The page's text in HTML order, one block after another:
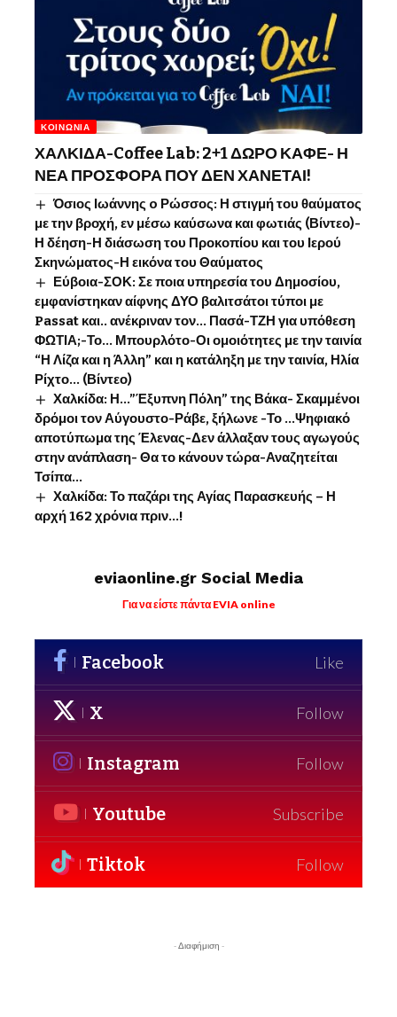
ΚΟΙΝΩΝΊΑ
ΧΑΛΚΙΔΑ-Coffee Lab: 2+1 ΔΩΡΟ ΚΑΦΕ- Η
ΝΕΑ ΠΡΟΣΦΟΡΑ ΠΟΥ ΔΕΝ ΧΑΝΕΤΑΙ!
Όσιος Ιωάννης o Ρώσσος: Η στιγμή του θαύματος
με την βροχή, εν μέσω καύσωνα και φωτιάς (Βίντεο)-
Η δέηση-Η διάσωση του Προκοπίου και του Ιερού
Σκηνώματος-Η εικόνα του Θαύματος
Εύβοια-ΣΟΚ: Σε ποια υπηρεσία του Δημοσίου,
εμφανίστηκαν αίφνης ΔΥΟ βαλιτσάτοι τύποι με
Passat και.. ανέκριναν τον… Πασά-ΤΖΗ για υπόθεση
ΦΩΤΙΑ;-Το… Μπουρλότο-Οι ομοιότητες με την ταινία
“Η Λίζα και η Άλλη” και η κατάληξη με την ταινία, Ηλία
Ρίχτο… (Βίντεο)
Χαλκίδα: Η…”Έξυπνη Πόλη” της Βάκα- Σκαμμένοι
δρόμοι τον Αύγουστο-Ράβε, ξήλωνε -Το …Ψηφιακό
αποτύπωμα της Έλενας-Δεν άλλαξαν τους αγωγούς
στην ανάπλαση- Θα το κάνουν τώρα-Αναζητείται
Τσίπα…
Χαλκίδα: Το παζάρι της Αγίας Παρασκευής – Η
αρχή 162 χρόνια πριν…!
eviaonline.gr Social Media
Για να είστε πάντα EVIA online
Facebook Like
X Follow
Instagram Follow
Youtube Subscribe
Tiktok Follow
- Διαφήμιση -